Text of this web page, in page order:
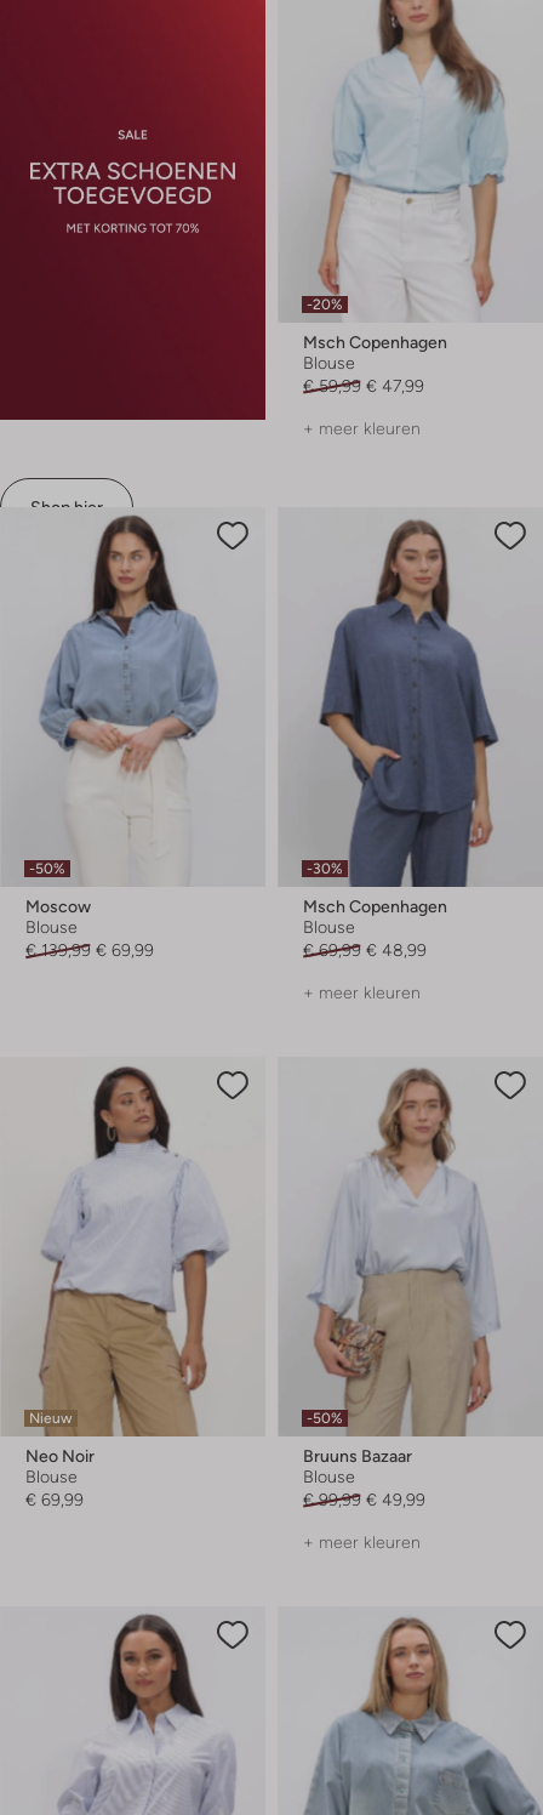
Shop hier
-20%
Msch Copenhagen
Blouse
€ 59,99 € 47,99
+ meer kleuren
-50%
Moscow
Blouse
€ 139,99 € 69,99
-30%
Msch Copenhagen
Blouse
€ 69,99 € 48,99
+ meer kleuren
Nieuw
Neo Noir
Blouse
€ 69,99
-50%
Bruuns Bazaar
Blouse
€ 99,99 € 49,99
+ meer kleuren